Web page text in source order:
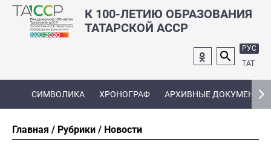
К 100-ЛЕТИЮ ОБРАЗОВАНИЯ
ТАТАРСКОЙ АССР
РУС
ТАТ
СИМВОЛИКА ХРОНОГРАФ АРХИВНЫЕ ДОКУМЕНТЫ
Главная Рубрики Новости